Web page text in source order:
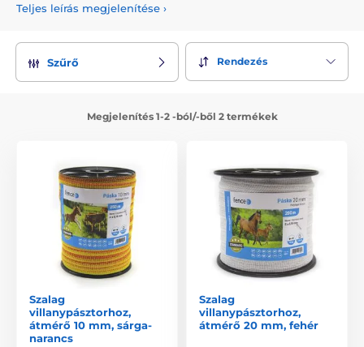
Teljes leírás megjelenítése ›
Szűrő Rendezés
Megjelenítés 1-2 -ból/-ből 2 termékek
Szalag
villanypásztorhoz,
átmérő 10 mm, sárga-
narancs
Szalag
villanypásztorhoz,
átmérő 20 mm, fehér